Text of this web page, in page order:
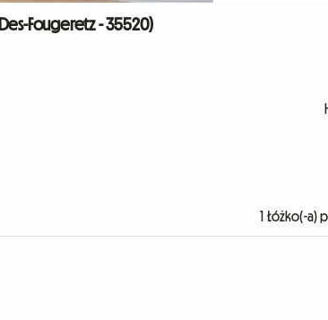
Fougeretz - 35520)
1 Łóżko(-a)